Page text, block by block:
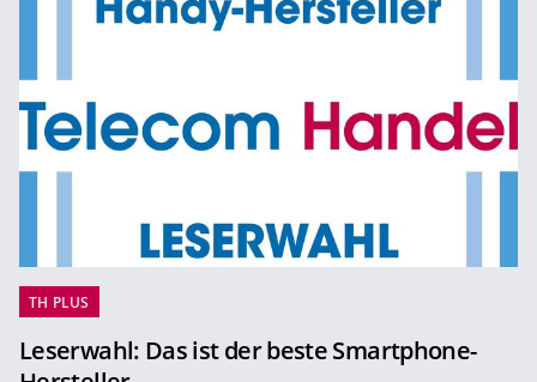
TH PLUS
Leserwahl: Das ist der beste Smartphone-